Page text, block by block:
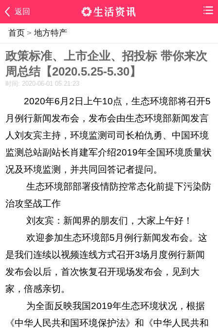
返回
首页 > 地方特产
政策标准、上市企业、招投标 带你来次
周总结【2020.5.25-5.30】
时间: 2020-06-01 05:21:23
2020年6月2日上午10点，生态环境部将召开5
月例行新闻发布会，发布会由生态环境部新闻发言
人刘友宾主持，环境监测司司长柏仇勇、中国环境
监测总站副站长肖建军介绍2019年全国环境质量状
况及环境监测，并共同回答记者提问。
生态环境部部署疫情防控常态化前提下污染防
治攻坚战工作
刘友宾：新闻界的朋友们，大家上午好！
欢迎参加生态环境部5月例行新闻发布会。这
是我们连续以视频连线方式召开3场月度例行新闻
发布会以后，首次恢复召开现场发布会，见到大
家，倍感亲切。
为全面反映我国2019年生态环境状况，根据
《中华人民共和国环境保护法》和《中华人民共和